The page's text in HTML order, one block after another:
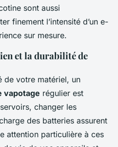
sont aussi
finement l’intensité d’un e-
sur mesure.
et la durabilité de
de votre matériel, un
vapotage régulier est
changer les
des batteries assurent
attention particulière à ces